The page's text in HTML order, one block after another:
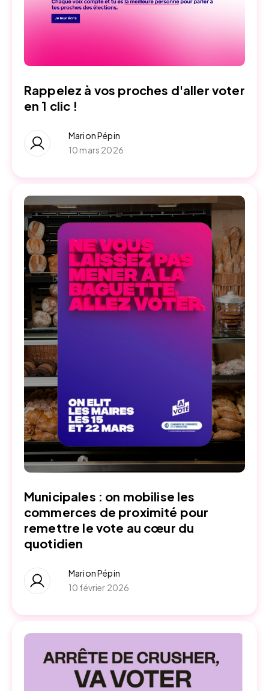
Rappelez à vos proches d'aller voter
en 1 clic !
Marion Pépin
10 mars 2026
Municipales : on mobilise les
commerces de proximité pour
remettre le vote au cœur du
quotidien
Marion Pépin
10 février 2026